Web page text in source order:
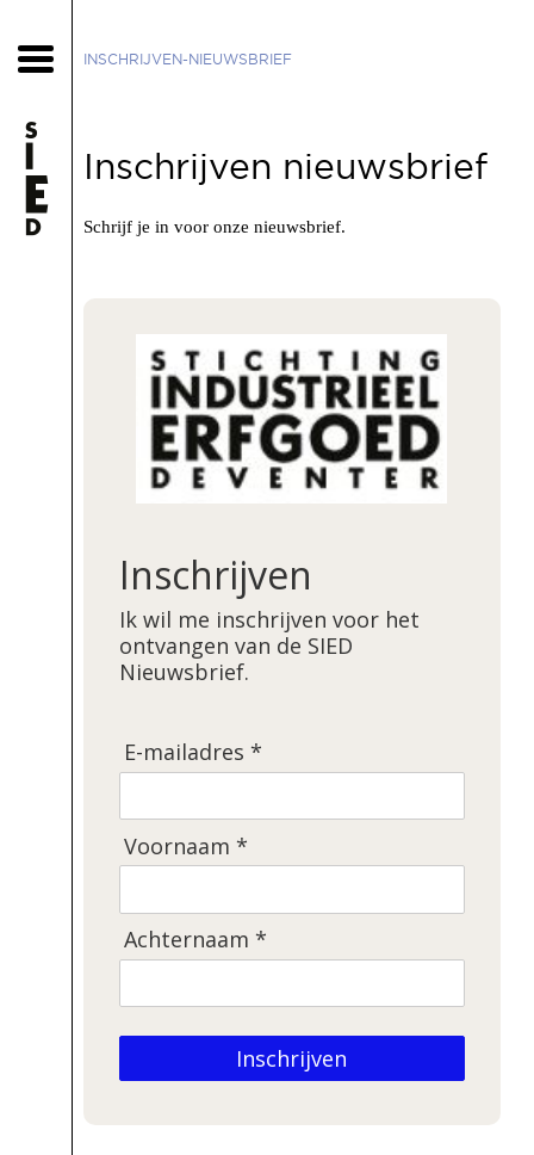
INSCHRIJVEN-NIEUWSBRIEF
Inschrijven nieuwsbrief
Schrijf je in voor onze nieuwsbrief.
Inschrijven
Ik wil me inschrijven voor het
ontvangen van de SIED
Nieuwsbrief.
E-mailadres *
Voornaam *
Achternaam *
Inschrijven